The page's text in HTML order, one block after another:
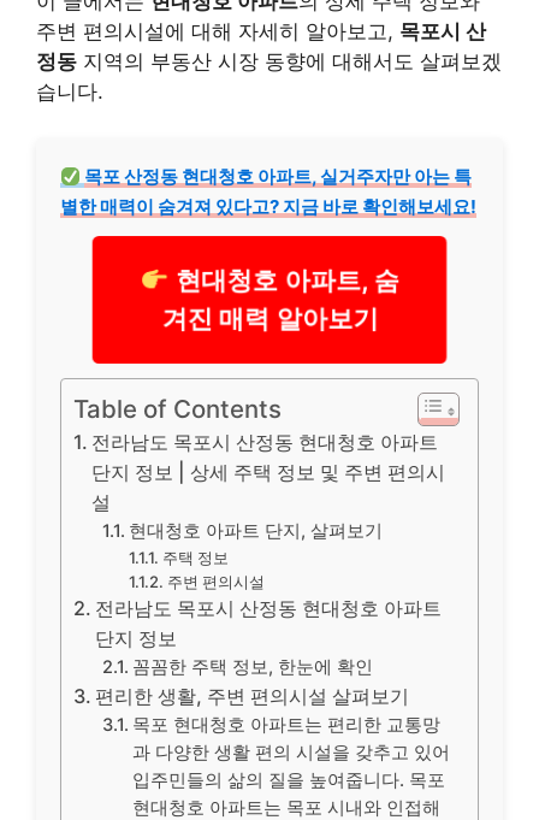
주변 편의시설에 대해 자세히 알아보고, 목포시 산
정동 지역의 부동산 시장 동향에 대해서도 살펴보겠
습니다.
목포 산정동 현대청호 아파트, 실거주자만 아는 특
별한 매력이 숨겨져 있다고? 지금 바로 확인해보세요!
현대청호 아파트, 숨
겨진 매력 알아보기
Table of Contents
전라남도 목포시 산정동 현대청호 아파트
단지 정보 | 상세 주택 정보 및 주변 편의시
설
현대청호 아파트 단지, 살펴보기
주택 정보
주변 편의시설
전라남도 목포시 산정동 현대청호 아파트
단지 정보
꼼꼼한 주택 정보, 한눈에 확인
편리한 생활, 주변 편의시설 살펴보기
목포 현대청호 아파트는 편리한 교통망
과 다양한 생활 편의 시설을 갖추고 있어
입주민들의 삶의 질을 높여줍니다. 목포
현대청호 아파트는 목포 시내와 인접해